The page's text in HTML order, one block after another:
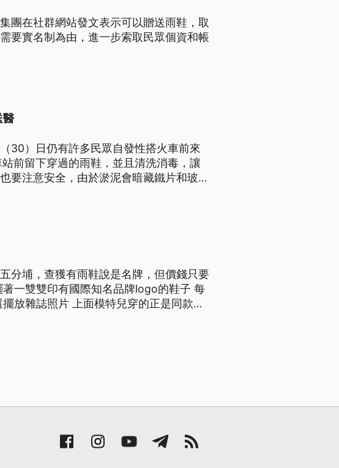
團在社群網站發文表示可以贈送雨鞋，取
要實名制為由，進一步索取民眾個資和帳
醫
30）日仍有許多民眾自發性搭火車前來
前留下穿過的雨鞋，並且清洗消毒，讓
要注意安全，由於淤泥會暗藏鐵片和玻璃
條砸中頭部，緊急送醫檢查治療。
分埔，查獲有雨鞋說是名牌，但價錢只要
放雜誌照片 上面模特兒穿的正是同款雨